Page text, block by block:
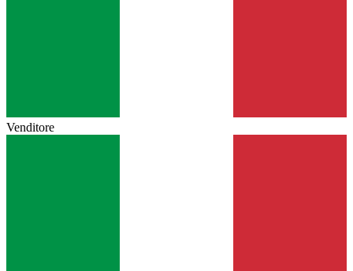
Venditore